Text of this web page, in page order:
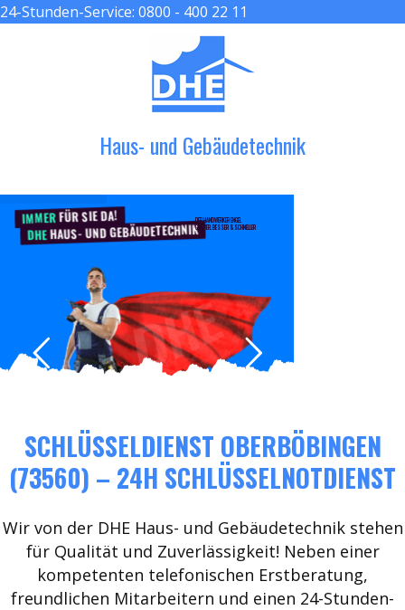
24-Stunden-Service: 0800 - 400 22 11
Haus- und Gebäudetechnik
IMMERFÜR SIE DA!
DHEHAUS- UND GEBÄUDETECHNIK
DER HANDWERKER ENGEL
GRÖßER, BESSER & SCHNELLER
SCHLÜSSELDIENST OBERBÖBINGEN
(73560) – 24H SCHLÜSSELNOTDIENST
Wir von der DHE Haus- und Gebäudetechnik stehen
für Qualität und Zuverlässigkeit! Neben einer
kompetenten telefonischen Erstberatung,
freundlichen Mitarbeitern und einen 24-Stunden-